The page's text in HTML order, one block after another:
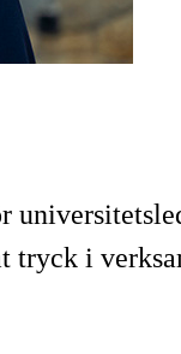
tryck i